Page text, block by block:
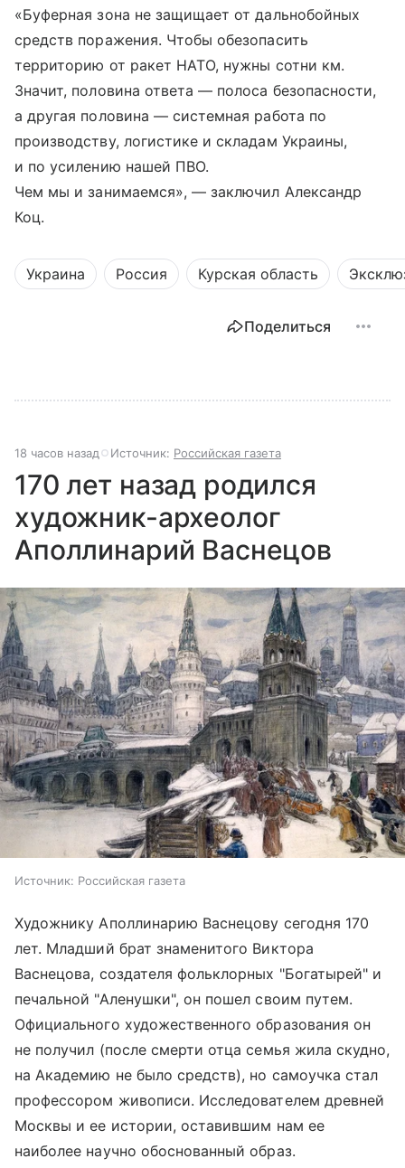
«Буферная зона не защищает от дальнобойных
средств поражения. Чтобы обезопасить
территорию от ракет НАТО, нужны сотни км.
Значит, половина ответа — полоса безопасности,
а другая половина — системная работа по
производству, логистике и складам Украины,
и по усилению нашей ПВО.
Чем мы и занимаемся», — заключил Александр
Коц.
Украина Россия Курская область
Поделиться
18 часов назад Источник: Российская газета
170 лет назад родился
художник-археолог
Аполлинарий Васнецов
Источник: Российская газета
Художнику Аполлинарию Васнецову сегодня 170
лет. Младший брат знаменитого Виктора
Васнецова, создателя фольклорных "Богатырей" и
печальной "Аленушки", он пошел своим путем.
Официального художественного образования он
не получил (после смерти отца семья жила скудно,
на Академию не было средств), но самоучка стал
профессором живописи. Исследователем древней
Москвы и ее истории, оставившим нам ее
наиболее научно обоснованный образ.